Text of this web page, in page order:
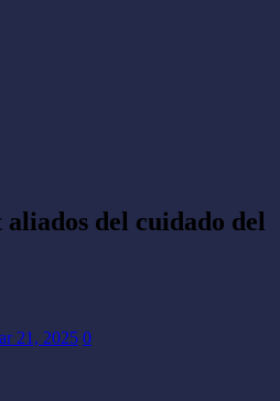
del cuidado del
21, 2025 0